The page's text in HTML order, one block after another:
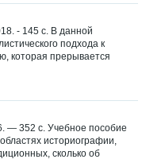
- 145 с. В данной
подхода к
которая прерывается
— 352 с. Учебное пособие
историографии,
сколько об